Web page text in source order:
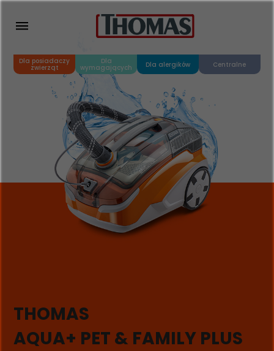
Dla posiadaczy
zwierząt
Dla
wymagających Dla alergików Centralne
THOMAS
AQUA+ PET & FAMILY PLUS